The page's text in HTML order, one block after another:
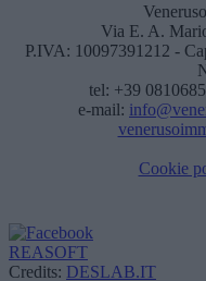
Via E. A.
P.IVA: 10097391212 -
tel: +39
e-mail:
Cookie
REASOFT
Credits: DESLAB.IT